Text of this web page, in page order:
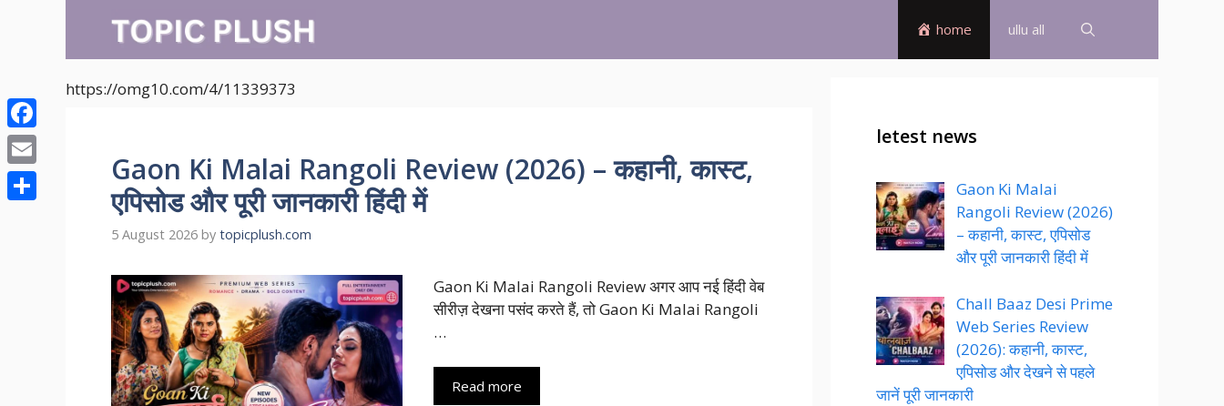
home ullu all
https://omg10.com/4/11339373
Gaon Ki Malai Rangoli Review (2026) – कहानी, कास्ट,
एपिसोड और पूरी जानकारी हिंदी में
5 August 2026 by topicplush.com
Gaon Ki Malai Rangoli Review अगर आप नई हिंदी वेब
सीरीज़ देखना पसंद करते हैं, तो Gaon Ki Malai Rangoli
…
Read more
letest news
Gaon Ki Malai
Rangoli Review (2026)
– कहानी, कास्ट, एपिसोड
और पूरी जानकारी हिंदी में
Chall Baaz Desi Prime
Web Series Review
(2026): कहानी, कास्ट,
एपिसोड और देखने से पहले
जानें पूरी जानकारी
Facebook
Email